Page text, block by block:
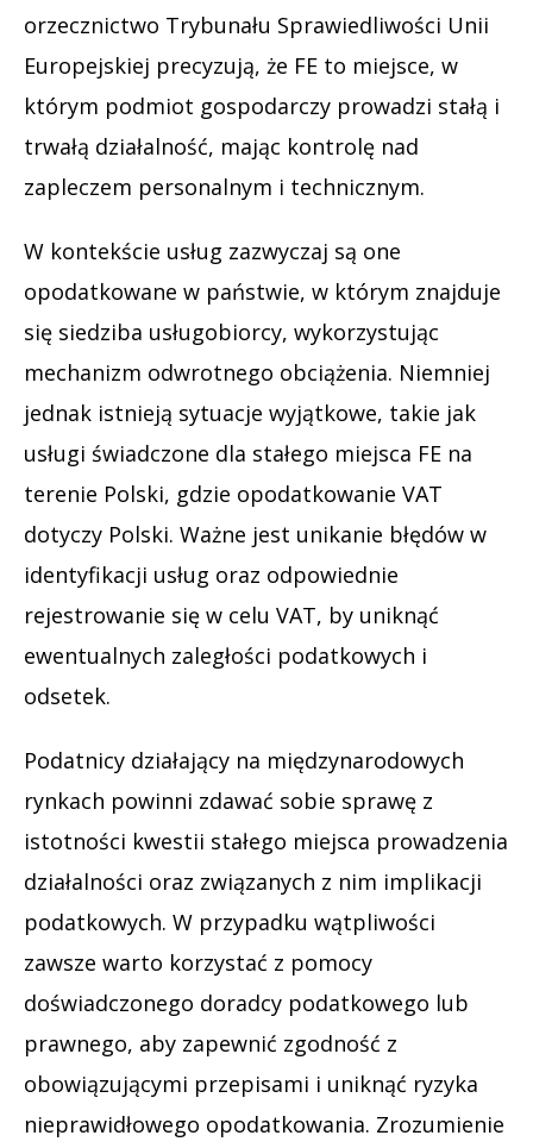
orzecznictwo Trybunału Sprawiedliwości Unii
Europejskiej precyzują, że FE to miejsce, w
którym podmiot gospodarczy prowadzi stałą i
trwałą działalność, mając kontrolę nad
zapleczem personalnym i technicznym.
W kontekście usług zazwyczaj są one
opodatkowane w państwie, w którym znajduje
się siedziba usługobiorcy, wykorzystując
mechanizm odwrotnego obciążenia. Niemniej
jednak istnieją sytuacje wyjątkowe, takie jak
usługi świadczone dla stałego miejsca FE na
terenie Polski, gdzie opodatkowanie VAT
dotyczy Polski. Ważne jest unikanie błędów w
identyfikacji usług oraz odpowiednie
rejestrowanie się w celu VAT, by uniknąć
ewentualnych zaległości podatkowych i
odsetek.
Podatnicy działający na międzynarodowych
rynkach powinni zdawać sobie sprawę z
istotności kwestii stałego miejsca prowadzenia
działalności oraz związanych z nim implikacji
podatkowych. W przypadku wątpliwości
zawsze warto korzystać z pomocy
doświadczonego doradcy podatkowego lub
prawnego, aby zapewnić zgodność z
obowiązującymi przepisami i uniknąć ryzyka
nieprawidłowego opodatkowania. Zrozumienie